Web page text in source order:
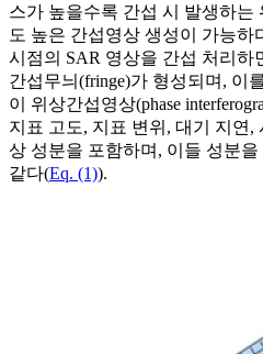
스가 높을수록 간섭 시 발생하는
도 높은 간섭영상 생성이 가능하
시점의 SAR 영상을 간섭 처리하
간섭무늬(fringe)가 형성되며, 이
이 위상간섭영상(phase
지표 고도, 지표 변위, 대기 지연,
상 성분을 포함하며, 이들 성분
같다(Eq. (1)).